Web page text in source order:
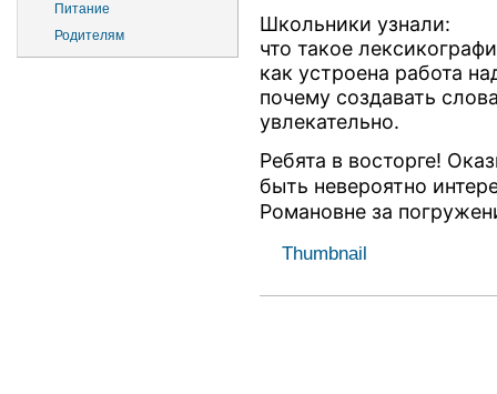
Питание
Родителям
Школьники узнали:
что такое
как устроена работа
почему создавать
увлекательно.
Ребята в восторге!
быть невероятно
Романовне за
Thumbnail